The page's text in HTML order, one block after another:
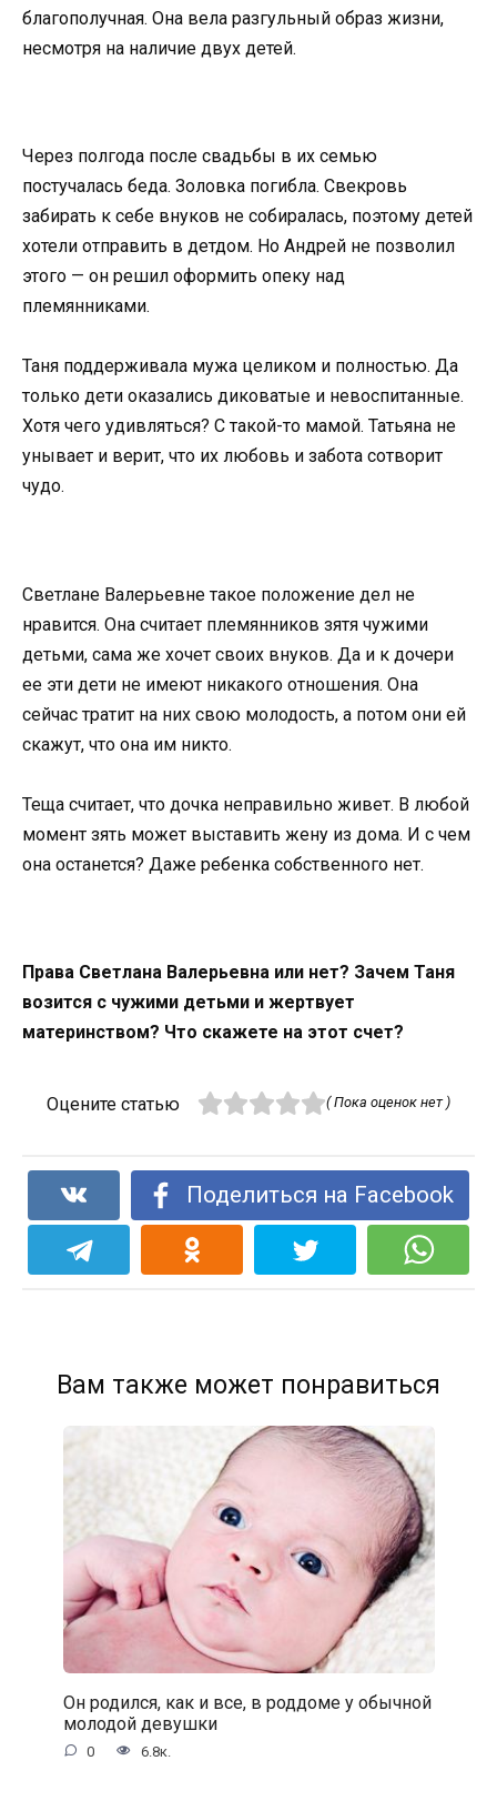
благополучная. Она вела разгульный образ жизни,
несмотря на наличие двух детей.
Через полгода после свадьбы в их семью
постучалась беда. Золовка погибла. Свекровь
забирать к себе внуков не собиралась, поэтому детей
хотели отправить в детдом. Но Андрей не позволил
этого — он решил оформить опеку над
племянниками.
Таня поддерживала мужа целиком и полностью. Да
только дети оказались диковатые и невоспитанные.
Хотя чего удивляться? С такой-то мамой. Татьяна не
унывает и верит, что их любовь и забота сотворит
чудо.
Светлане Валерьевне такое положение дел не
нравится. Она считает племянников зятя чужими
детьми, сама же хочет своих внуков. Да и к дочери
ее эти дети не имеют никакого отношения. Она
сейчас тратит на них свою молодость, а потом они ей
скажут, что она им никто.
Теща считает, что дочка неправильно живет. В любой
момент зять может выставить жену из дома. И с чем
она останется? Даже ребенка собственного нет.
Права Светлана Валерьевна или нет? Зачем Таня
возится с чужими детьми и жертвует
материнством? Что скажете на этот счет?
Оцените статью ( Пока оценок нет )
Поделиться на Facebook
Вам также может понравиться
Он родился, как и все, в роддоме у обычной
молодой девушки
0 6.8к.